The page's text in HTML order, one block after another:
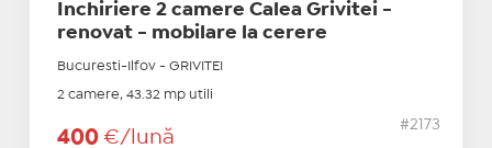
Inchiriere 2 camere Calea Grivitei -
renovat - mobilare la cerere
Bucuresti-Ilfov - GRIVITEI
2 camere, 43.32 mp utili
400 €/lună
#2173